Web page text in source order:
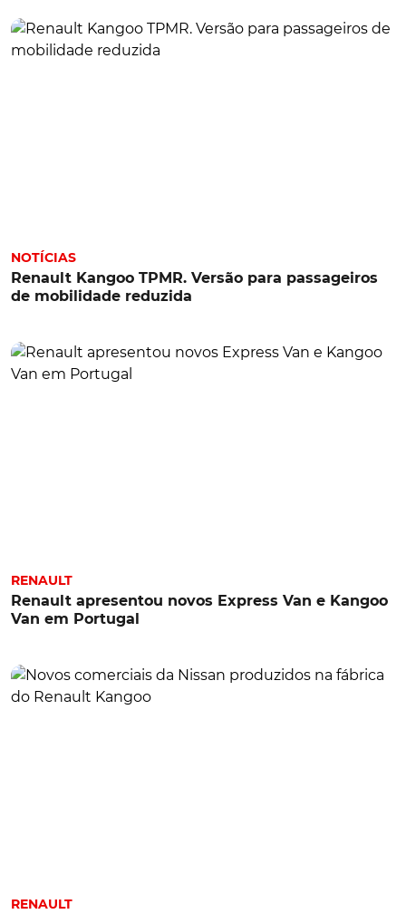
NOTÍCIAS
Renault Kangoo TPMR. Versão para passageiros
de mobilidade reduzida
RENAULT
Renault apresentou novos Express Van e Kangoo
Van em Portugal
RENAULT